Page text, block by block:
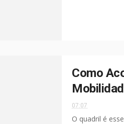
Como
07:07
O quadril é